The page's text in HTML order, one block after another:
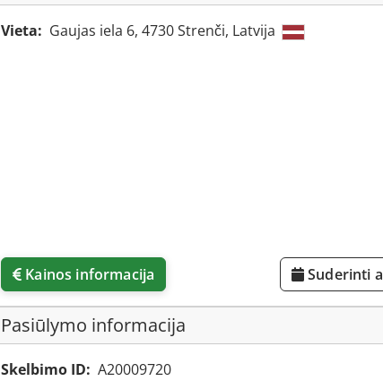
Vieta: Gaujas iela 6, 4730 Strenči, Latvija
Kainos informacija Suderinti
Pasiūlymo informacija
Skelbimo ID: A20009720